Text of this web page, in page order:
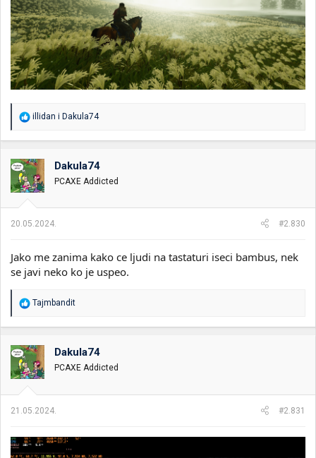
R
o
a
n
:
illidan i Dakula74
Dakula74
PCAXE Addicted
20.05.2024. #2.830
Jako me zanima kako ce ljudi na tastaturi iseci bambus, nek
se javi neko ko je uspeo.
R
a
o
v
a
n
:
Tajmbandit
Dakula74
PCAXE Addicted
21.05.2024. #2.831